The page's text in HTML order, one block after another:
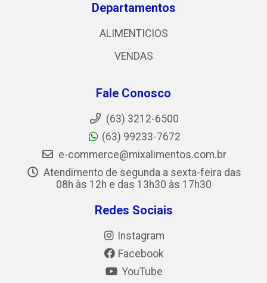
Departamentos
ALIMENTICIOS
VENDAS
Fale Conosco
(63) 3212-6500
(63) 99233-7672
e-commerce@mixalimentos.com.br
Atendimento de segunda a sexta-feira das
08h às 12h e das 13h30 às 17h30
Redes Sociais
Instagram
Facebook
YouTube